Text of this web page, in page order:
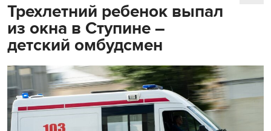
Трехлетний ребенок выпал
из окна в Ступине –
детский омбудсмен